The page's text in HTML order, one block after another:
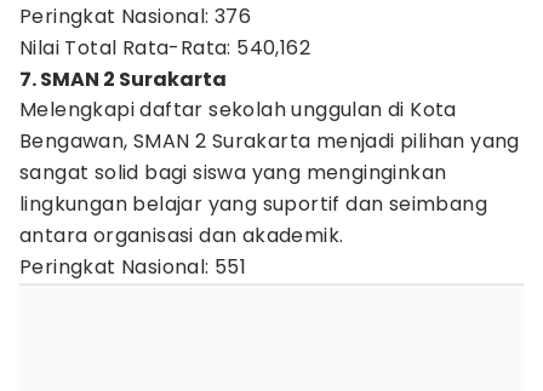
Peringkat Nasional: 376
Nilai Total Rata-Rata: 540,162
7. SMAN 2 Surakarta
Melengkapi daftar sekolah unggulan di Kota
Bengawan, SMAN 2 Surakarta menjadi pilihan yang
sangat solid bagi siswa yang menginginkan
lingkungan belajar yang suportif dan seimbang
antara organisasi dan akademik.
Peringkat Nasional: 551